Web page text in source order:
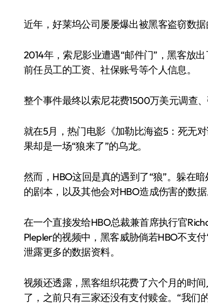
近年，好莱坞公司屡屡爆出被黑客盗窃数据
2014年，索尼影业遭遇“邮件门”，黑客放
前任员工的工资、社保账号等个人信息。
整个事件最终以索尼花费1500万美元调查
就在5月，热门电影《加勒比海盗5：死无
果却是一场“狼来了”的乌龙。
然而，HBO这回是真的遇到了“狼”。躲在
的剧本，以及其他会对HBO造成伤害的数据
在一个直接发给HBO总裁兼首席执行官
Plepler的视频中，黑客威胁倘若HBO不支
泄露更多的数据资料。
视频还透露，黑客组织花费了六个月的时
了，之前只有三家还没有支付赎金。“我们